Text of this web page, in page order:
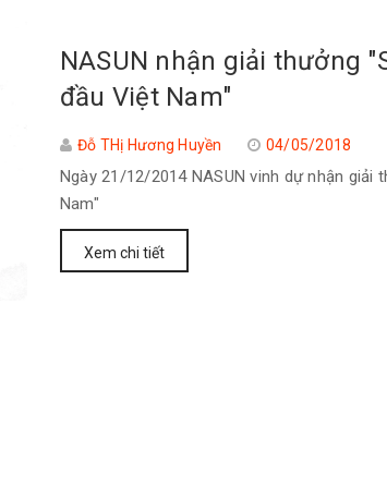
NASUN nhận giải thưởng
đầu Việt Nam"
Đỗ THị Hương Huyền 04/05/2018
Ngày 21/12/2014 NASUN vinh dự nhận
Nam"
Xem chi tiết